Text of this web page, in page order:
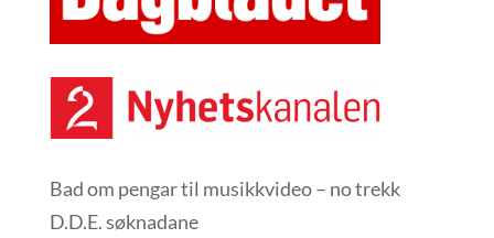
Bad om pengar til musikkvideo – no trekk
D.D.E. søknadane